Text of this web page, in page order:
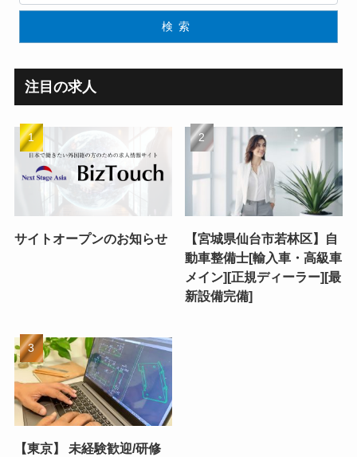
検索
注目の求人
サイトオープンのお知らせ
【宮城県仙台市若林区】自
動車整備士[輸入車・高級車
メイン][正規ディーラー][最
新設備完備]
【東京】 未経験歓迎/研修